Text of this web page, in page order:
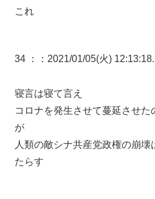
これ
34 ： ：2021/01/05(火)
寝言は寝て言え
コロナを発生させて蔓延させた
が
人類の敵シナ共産党政権の崩
たらす